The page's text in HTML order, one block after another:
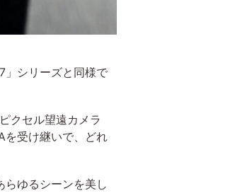
」シリーズと同様で
クセル望遠カメラ
を受け継いで、どれ
ゆるシーンを美し